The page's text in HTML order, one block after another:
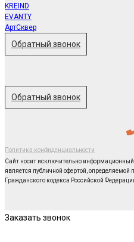
KREIND
EVANTY
АртСквер
Обратный звонок
Обратный звонок
Политика конфиденциальности
Сайт носит исключительно
является публичной офертой, определяемой
Гражданского кодекса Российской
Заказать звонок